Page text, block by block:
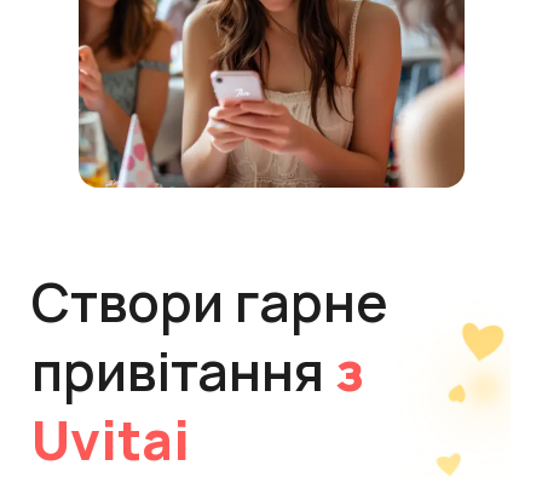
Створи гарне
привітання з
Uvitai